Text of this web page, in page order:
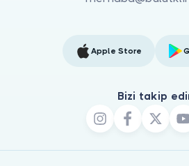
Apple Store
Bizi takip